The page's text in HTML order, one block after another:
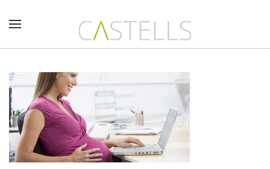
Skip to main content